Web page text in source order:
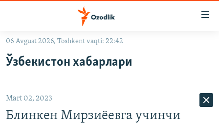
Асосий
Қидиришга
ўтинг
OZODLIK SURISHTIRUVLARI
На русском
06 Avgust 2026, Toshkent vaqti: 22:42
Ўзбекистон хабарлари
Mart 02, 2023
Блинкен Мирзиёевга учинчи